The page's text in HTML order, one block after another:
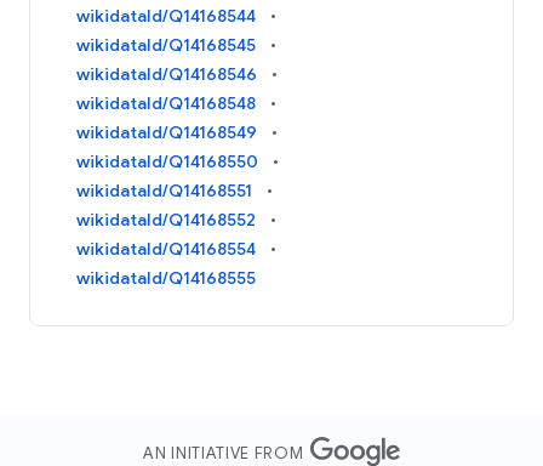
wikidataId/Q14168544
wikidataId/Q14168545
wikidataId/Q14168546
wikidataId/Q14168548
wikidataId/Q14168549
wikidataId/Q14168550
wikidataId/Q14168551
wikidataId/Q14168552
wikidataId/Q14168554
wikidataId/Q14168555
AN INITIATIVE FROM